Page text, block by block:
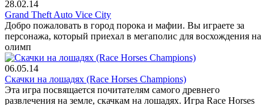
28.02.14
Grand Theft Auto Vice City
Добро пожаловать в город порока и мафии. Вы играете за
персонажа, который приехал в мегаполис для восхождения на
олимп
06.05.14
Скачки на лошадях (Race Horses Champions)
Эта игра посвящается почитателям самого древнего
развлечения на земле, скачкам на лошадях. Игра Race Horses